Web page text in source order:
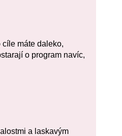
máte daleko,
o program navíc,
a laskavým